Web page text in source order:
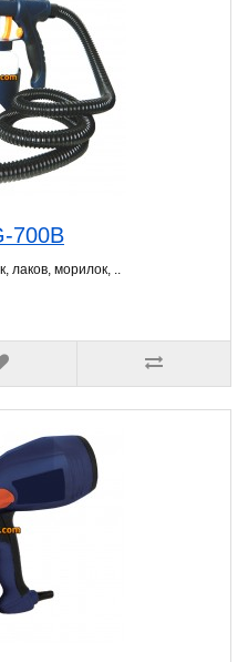
700B
лаков, морилок, ..